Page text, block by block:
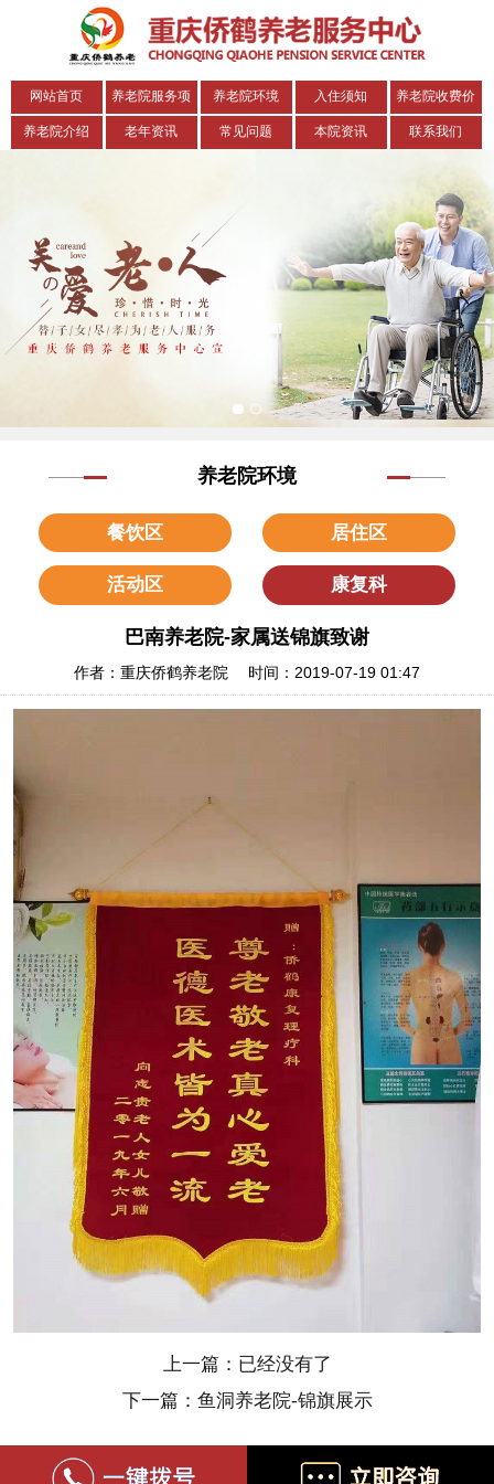
网站首页 养老院服务项
目
养老院环境 入住须知 养老院收费价
格表
养老院介绍 老年资讯 常见问题 本院资讯 联系我们
养老院环境
餐饮区 居住区
活动区 康复科
巴南养老院-家属送锦旗致谢
作者：重庆侨鹤养老院 时间：2019-07-19 01:47
上一篇：已经没有了
下一篇：鱼洞养老院-锦旗展示